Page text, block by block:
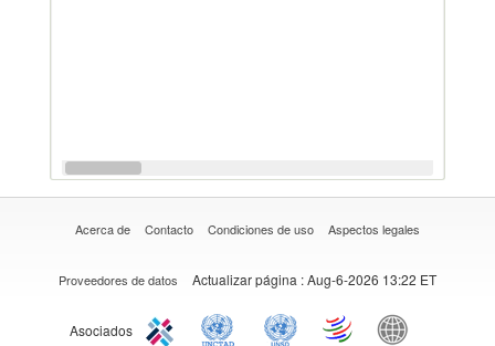
Acerca de Contacto Condiciones de uso Aspectos legales
Proveedores de datos Actualizar página : Aug-6-2026 13:22 ET
Asociados